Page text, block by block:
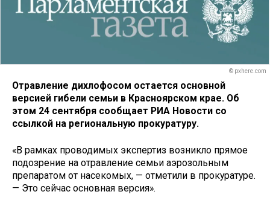
© pxhere.com
Отравление дихлофосом остается основной
версией гибели семьи в Красноярском крае. Об
этом 24 сентября сообщает РИА Новости со
ссылкой на региональную прокуратуру.
«В рамках проводимых экспертиз возникло прямое
подозрение на отравление семьи аэрозольным
препаратом от насекомых, — отметили в прокуратуре.
— Это сейчас основная версия».